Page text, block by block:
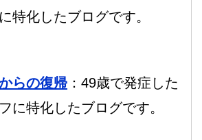
特化したブログです。
らの復帰 ：49歳で発症した
に特化したブログです。